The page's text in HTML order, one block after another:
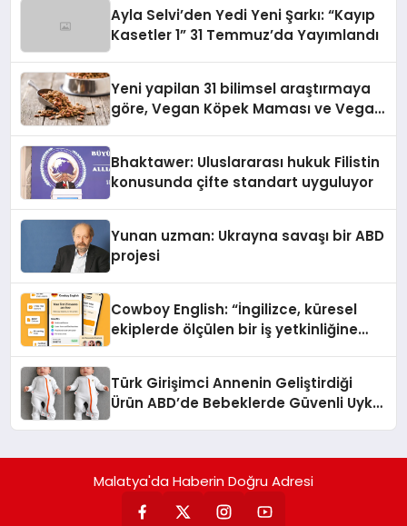
Ayla Selvi’den Yedi Yeni Şarkı: “Kayıp
Kasetler 1” 31 Temmuz’da Yayımlandı
Yeni yapilan 31 bilimsel araştırmaya
göre, Vegan Köpek Maması ve Vegan
Bhaktawer: Uluslararası hukuk Filistin
konusunda çifte standart uyguluyor
Yunan uzman: Ukrayna savaşı bir ABD
projesi
Cowboy English: “İngilizce, küresel
ekiplerde ölçülen bir iş yetkinliğine
Türk Girişimci Annenin Geliştirdiği
Ürün ABD’de Bebeklerde Güvenli Uyku
Malatya'da Haberin Doğru Adresi